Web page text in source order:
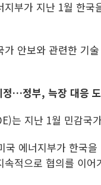
부가 지난 1월 한
안보와 관련한 기
…정부, 늑장 대응
는 지난 1월 민감
에너지부가 한국
적으로 협의를 이